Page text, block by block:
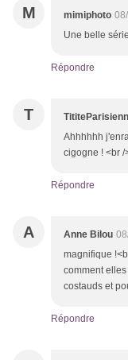
M mimiphoto
Une belle
Répondre
T
Ahhhhhh
cigogne ! <br /
Répondre
A Anne Bilou
magnifique
comment
costauds et
Répondre